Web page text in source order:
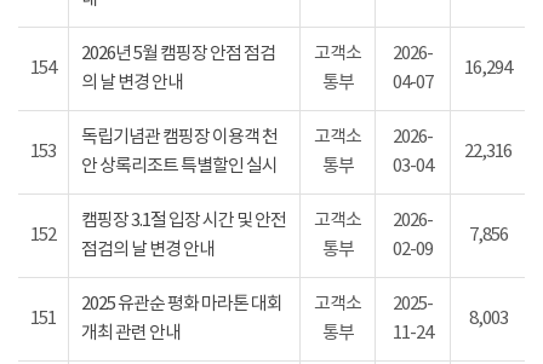
154
2026년 5월 캠핑장 안점 점검
의 날 변경 안내
고객소
통부
2026-
04-07
16,294
153
독립기념관 캠핑장 이용객 천
안 상록리조트 특별할인 실시
고객소
통부
2026-
03-04
22,316
152
캠핑장 3.1절 입장 시간 및 안전
점검의 날 변경 안내
고객소
통부
2026-
02-09
7,856
151
2025 유관순 평화 마라톤 대회
개최 관련 안내
고객소
통부
2025-
11-24
8,003